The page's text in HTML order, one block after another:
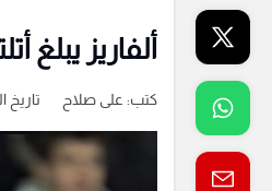
ألفاريز
كتب: على صلاح تاريخ